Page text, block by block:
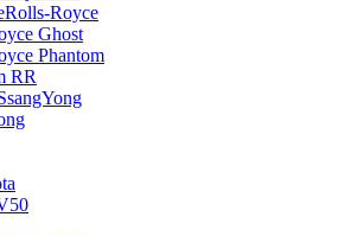
Rolls-Royce
Ghost
Phantom
RR